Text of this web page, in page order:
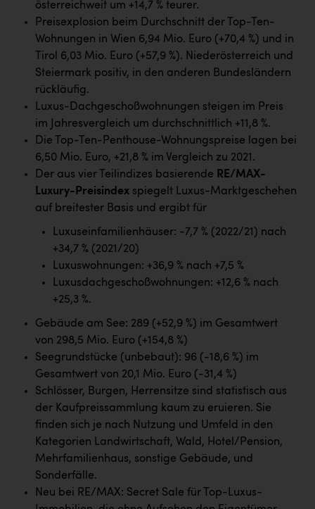
österreichweit um +14,7 % teurer.
Preisexplosion beim Durchschnitt der Top-Ten-
Wohnungen in Wien 6,94 Mio. Euro (+70,4 %) und in
Tirol 6,03 Mio. Euro (+57,9 %). Niederösterreich und
Steiermark positiv, in den anderen Bundesländern
rückläufig.
Luxus-Dachgeschoßwohnungen steigen im Preis
im Jahresvergleich um durchschnittlich +11,8 %.
Die Top-Ten-Penthouse-Wohnungspreise lagen bei
6,50 Mio. Euro, +21,8 % im Vergleich zu 2021.
Der aus vier Teilindizes basierende RE/MAX-
Luxury-Preisindex spiegelt Luxus-Marktgeschehen
auf breitester Basis und ergibt für
Luxuseinfamilienhäuser: -7,7 % (2022/21) nach
+34,7 % (2021/20)
Luxuswohnungen: +36,9 % nach +7,5 %
Luxusdachgeschoßwohnungen: +12,6 % nach
+25,3 %.
Gebäude am See: 289 (+52,9 %) im Gesamtwert
von 298,5 Mio. Euro (+154,8 %)
Seegrundstücke (unbebaut): 96 (-18,6 %) im
Gesamtwert von 20,1 Mio. Euro (-31,4 %)
Schlösser, Burgen, Herrensitze sind statistisch aus
der Kaufpreissammlung kaum zu eruieren. Sie
finden sich je nach Nutzung und Umfeld in den
Kategorien Landwirtschaft, Wald, Hotel/Pension,
Mehrfamilienhaus, sonstige Gebäude, und
Sonderfälle.
Neu bei RE/MAX: Secret Sale für Top-Luxus-